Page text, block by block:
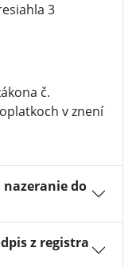
3
č.
v znení
do
z registra